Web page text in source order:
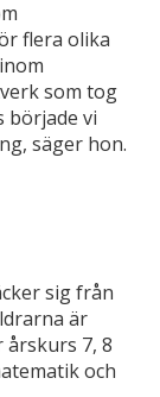
flera olika
som tog
började vi
säger hon.
sig från
är
7, 8
och